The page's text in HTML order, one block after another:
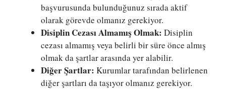
başvurusunda bulunduğunuz sırada aktif
olarak görevde olmanız gerekiyor.
Disiplin Cezası Almamış Olmak: Disiplin
cezası almamış veya belirli bir süre önce almış
olmak da şartlar arasında yer alabilir.
Diğer Şartlar: Kurumlar tarafından belirlenen
diğer şartları da taşıyor olmanız gerekiyor.